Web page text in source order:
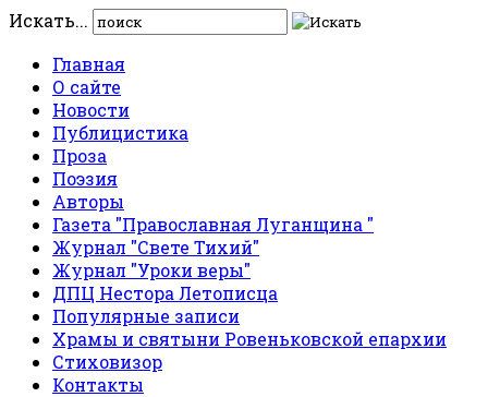
Искать...
Главная
О сайте
Новости
Публицистика
Проза
Поэзия
Авторы
Газета "Православная Луганщина "
Журнал "Свете Тихий"
Журнал "Уроки веры"
ДПЦ Нестора Летописца
Популярные записи
Храмы и святыни Ровеньковской епархии
Стиховизор
Контакты